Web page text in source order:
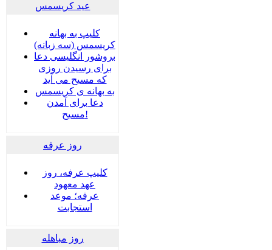
عید کریسمس
کلیپ به بهانه
کریسمس (سه زبانه)
بروشور انگلیسی دعا
برای رسیدن روزی
که مسیح می آید
به بهانه ی کریسمس
دعا برای آمدن
مسیح!
روز عرفه
کلیپ عرفه، روز
عهد معهود
عرفه؛ موعد
استجابت
روز مباهله